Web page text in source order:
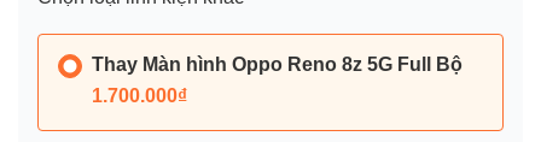
Thay Màn hình Oppo Reno 8z 5G Full Bộ
1.700.000₫